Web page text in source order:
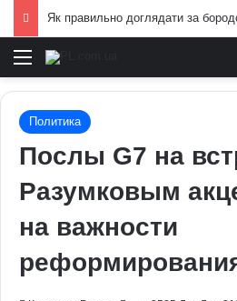
Меню
Политика
Послы G7 на
Разумковым
на важности